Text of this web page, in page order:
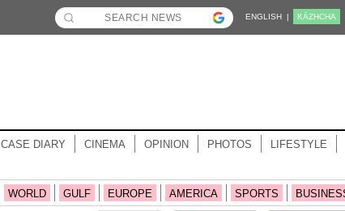
ENGLISH | KĀZHCHA
CASE DIARY CINEMA OPINION PHOTOS LIFESTYLE
WORLD GULF EUROPE AMERICA SPORTS